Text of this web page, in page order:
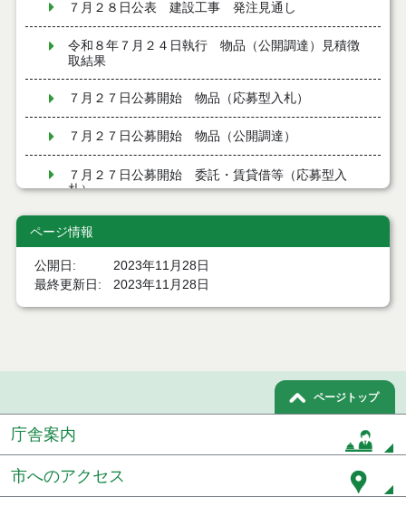
７月２８日公表 建設工事 発注見通し
令和８年７月２４日執行 物品（公開調達）見積徴
取結果
７月２７日公募開始 物品（応募型入札）
７月２７日公募開始 物品（公開調達）
７月２７日公募開始 委託・賃貸借等（応募型入
札）
令和８年７月２４日執行 建設コンサルタント等入
札結果（条件付一般競争入札）
令和８年７月２４日執行 工事見積徴取結果
７月２１日公告開始 建設コンサルタント等（条件
７月２１日公告開始 建設工事（条件付一般競争入
札）（電子入札）
令和８年７月１７日執行 委託・賃貸借等入札結果
ページ情報
公開日
2023年11月28日
最終更新日
2023年11月28日
ページトップ
庁舎案内
市へのアクセス